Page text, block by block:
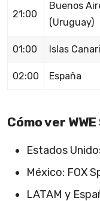
21:00
Buenos
(Uruguay)
01:00 Islas
02:00 España
Cómo ver
Estados
México: FOX
LATAM y